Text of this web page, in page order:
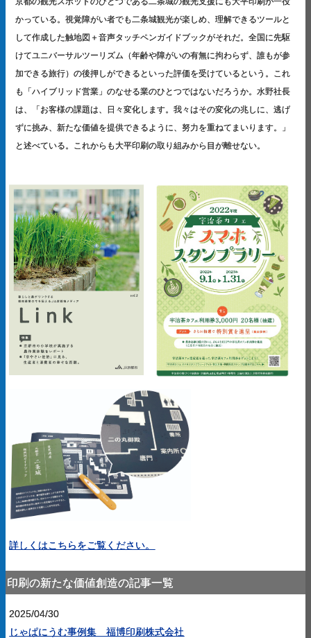
かっている。視覚障がい者でも二条城観光が楽しめ、理解できるツールと
して作成した触地図＋音声タッチペンガイドブックがそれだ。全国に先駆
けてユニバーサルツーリズム（年齢や障がいの有無に拘わらず、誰もが参
加できる旅行）の後押しができるといった評価を受けているという。これ
も「ハイブリッド営業」のなせる業のひとつではないだろうか。水野社長
は、「お客様の課題は、日々変化します。我々はその変化の兆しに、逃げ
ずに挑み、新たな価値を提供できるように、努力を重ねてまいります。」
と述べている。これからも大平印刷の取り組みから目が離せない。
詳しくはこちらをご覧ください。
印刷の新たな価値創造の記事一覧
2025/04/30
じゃぱにうむ事例集 福博印刷株式会社